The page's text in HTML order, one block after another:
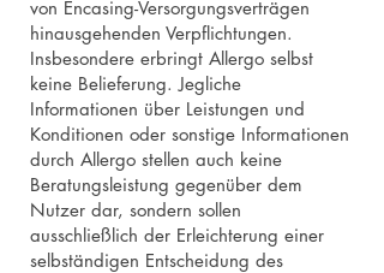
von Encasing-Versorgungsverträgen
hinausgehenden Verpflichtungen.
Insbesondere erbringt Allergo selbst
keine Belieferung. Jegliche
Informationen über Leistungen und
Konditionen oder sonstige Informationen
durch Allergo stellen auch keine
Beratungsleistung gegenüber dem
Nutzer dar, sondern sollen
ausschließlich der Erleichterung einer
selbständigen Entscheidung des